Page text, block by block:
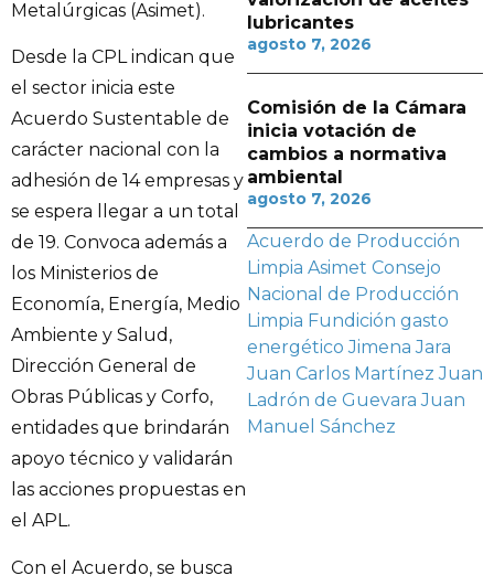
Metalúrgicas (Asimet).
Desde la CPL indican que
el sector inicia este
Acuerdo Sustentable de
carácter nacional con la
adhesión de 14 empresas y
se espera llegar a un total
de 19. Convoca además a
los Ministerios de
Economía, Energía, Medio
Ambiente y Salud,
Dirección General de
Obras Públicas y Corfo,
entidades que brindarán
apoyo técnico y validarán
las acciones propuestas en
el APL.
Con el Acuerdo, se busca
lubricantes
agosto 7, 2026
Comisión de la Cámara
inicia votación de
cambios a normativa
ambiental
agosto 7, 2026
Acuerdo de Producción
Limpia Asimet Consejo
Nacional de Producción
Limpia Fundición gasto
energético Jimena Jara
Juan Carlos Martínez Juan
Ladrón de Guevara Juan
Manuel Sánchez